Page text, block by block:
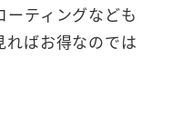
ーティングなども
ればお得なのでは